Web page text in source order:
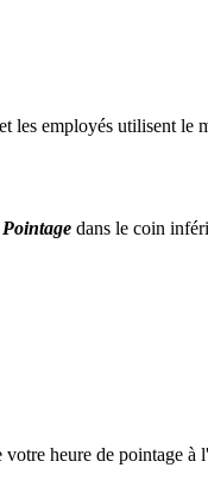
employés utilisent le
Pointage dans le coin
heure de pointage à